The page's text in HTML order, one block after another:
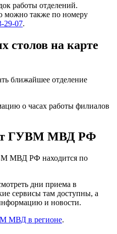
работы отделений.
можно также по номеру
29-07.
столов на карте
ближайшее отделение
о часах работы филиалов
ГУВМ МВД РФ
МВД РФ находится по
дни приема в
сервисы там доступны, а
и новости.
МВД в регионе.